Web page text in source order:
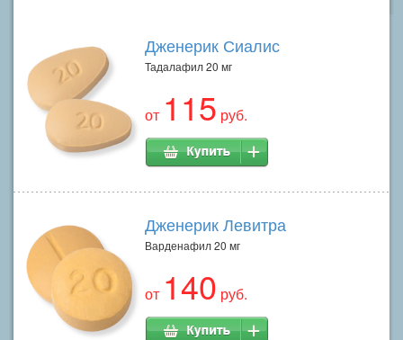
Дженерик Сиалис
Тадалафил 20 мг
от 115 руб.
Дженерик Левитра
Варденафил 20 мг
от 140 руб.